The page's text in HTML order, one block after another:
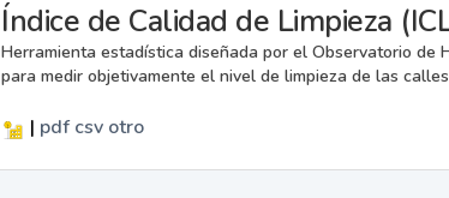
Índice de Calidad de Limpieza
Herramienta estadística diseñada por el Observatorio de
para medir objetivamente el nivel de limpieza de las
| pdf csv otro